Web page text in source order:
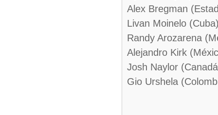
Alex Bregman
Livan Moinelo
Randy Arozarena
Alejandro Kirk
Josh Naylor
Gio Urshela